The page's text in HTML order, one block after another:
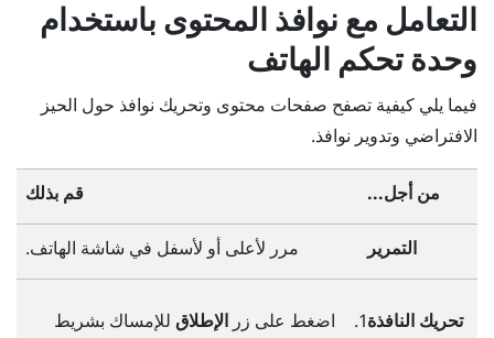
التعامل مع نوافذ المحتوى باستخدام
وحدة تحكم الهاتف
فيما يلي كيفية تصفح صفحات محتوى وتحريك نوافذ حول الحيز
الافتراضي وتدوير نوافذ.
من أجل... قم بذلك
التمرير مرر لأعلى أو لأسفل في شاشة الهاتف.
تحريك النافذة
اضغط على زرالإطلاق للإمساك بشريط